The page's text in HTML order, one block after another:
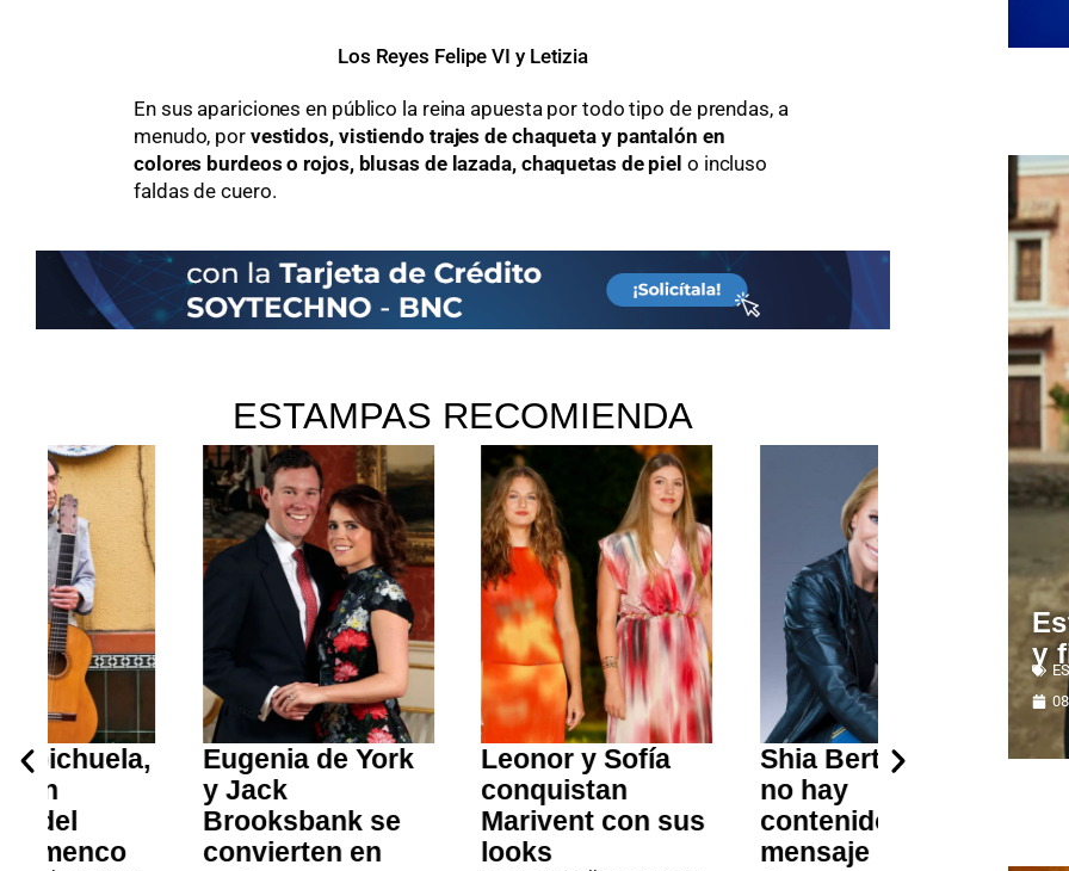
Los Reyes Felipe VI y Letizia
En sus apariciones en público la reina apuesta por todo tipo de prendas, a
menudo, por vestidos, vistiendo trajes de chaqueta y pantalón en
colores burdeos o rojos, blusas de lazada, chaquetas de piel o incluso
faldas de cuero.
ESTAMPAS RECOMIENDA
Eugenia de York
y Jack
Brooksbank se
convierten en
Leonor y Sofía
Marivent con sus
looks
Shia Bertoni: «Si
no hay
contenido, el
Muere Linda
y